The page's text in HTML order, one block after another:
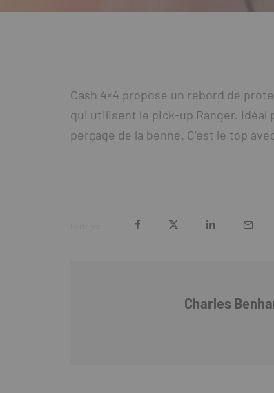
Cash 4×4 propose un rebord de
qui utilisent le pick-up Ranger. Idéal
perçage de la benne. C’est le top
Charles